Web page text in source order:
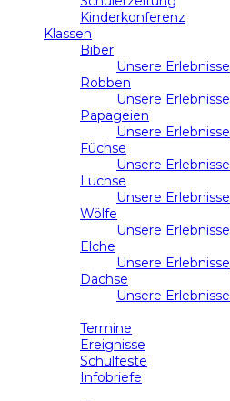
Kinderkonferenz
Klassen
Biber
Unsere Erlebnisse
Robben
Unsere Erlebnisse
Papageien
Unsere Erlebnisse
Füchse
Unsere Erlebnisse
Luchse
Unsere Erlebnisse
Wölfe
Unsere Erlebnisse
Elche
Unsere Erlebnisse
Dachse
Unsere Erlebnisse
Termine
Ereignisse
Schulfeste
Infobriefe